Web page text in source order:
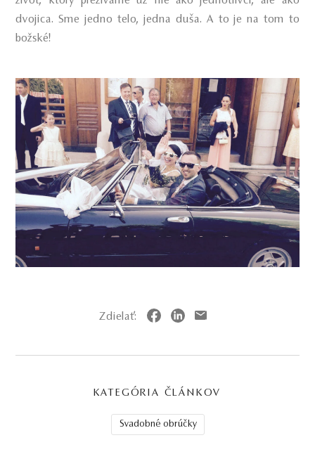
dvojica. Sme jedno telo, jedna duša. A to je na tom to
božské!
Zdielať:
KATEGÓRIA ČLÁNKOV
Svadobné obrúčky